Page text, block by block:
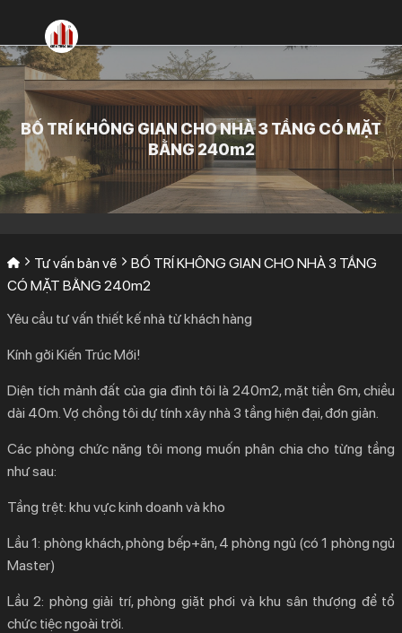
nội
dung
BỐ TRÍ KHÔNG GIAN CHO NHÀ 3 TẦNG CÓ MẶT
BẰNG 240m2
Tư vấn bản vẽ
BỐ TRÍ KHÔNG GIAN CHO NHÀ 3 TẦNG
CÓ MẶT BẰNG 240m2
Yêu cầu tư vấn thiết kế nhà từ khách hàng
Kính gởi Kiến Trúc Mới!
Diện tích mảnh đất của gia đình tôi là 240m2, mặt tiền 6m, chiều
dài 40m. Vợ chồng tôi dự tính xây nhà 3 tầng hiện đại, đơn giản.
Các phòng chức năng tôi mong muốn phân chia cho từng tầng
như sau:
Tầng trệt: khu vực kinh doanh và kho
Lầu 1: phòng khách, phòng bếp+ăn, 4 phòng ngủ (có 1 phòng ngủ
Master)
Lầu 2: phòng giải trí, phòng giặt phơi và khu sân thượng để tổ
chức tiệc ngoài trời.